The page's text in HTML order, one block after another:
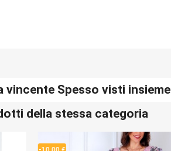
vincente Spesso visti insieme
della stessa categoria